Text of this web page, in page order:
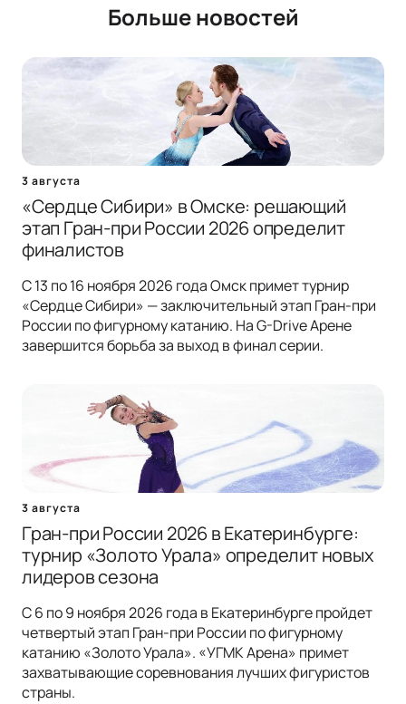
Больше новостей
3 августа
«Сердце Сибири» в Омске: решающий
этап Гран-при России 2026 определит
финалистов
С 13 по 16 ноября 2026 года Омск примет турнир
«Сердце Сибири» — заключительный этап Гран-при
России по фигурному катанию. На G-Drive Арене
завершится борьба за выход в финал серии.
3 августа
Гран-при России 2026 в Екатеринбурге:
турнир «Золото Урала» определит новых
лидеров сезона
С 6 по 9 ноября 2026 года в Екатеринбурге пройдет
четвертый этап Гран-при России по фигурному
катанию «Золото Урала». «УГМК Арена» примет
захватывающие соревнования лучших фигуристов
страны.